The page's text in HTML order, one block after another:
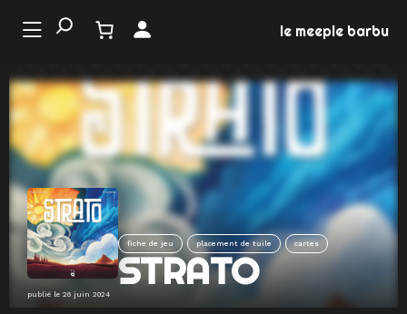
LE
JEU
le meeple barbu
fiche de jeu placement de tuile cartes
STRATO
publié le 26 juin 2024